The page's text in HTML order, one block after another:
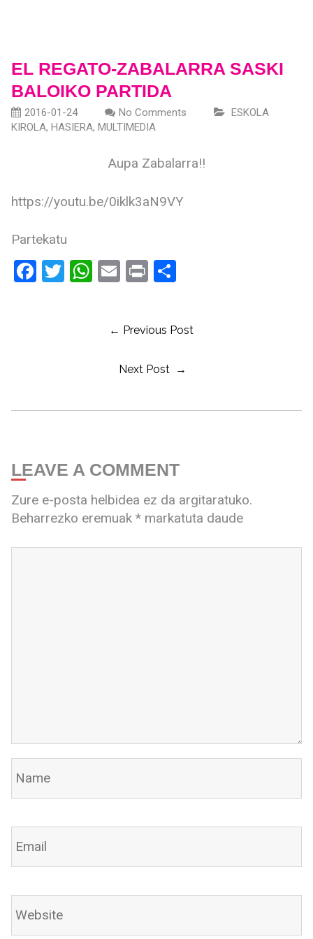
EL REGATO-ZABALARRA SASKI
BALOIKO PARTIDA
2016-01-24 No Comments
ESKOLA
KIROLA, HASIERA, MULTIMEDIA
Aupa Zabalarra!!
https://youtu.be/0iklk3aN9VY
Partekatu
Facebook
Twitter
WhatsApp
Email
PrintShare
← Previous Post
Next Post →
LEAVE A COMMENT
Zure e-posta helbidea ez da argitaratuko.
Beharrezko eremuak *markatuta daude